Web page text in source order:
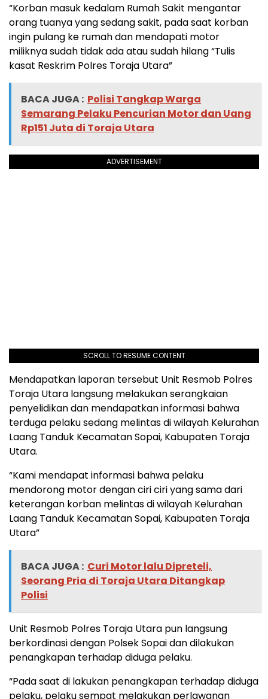
“Korban masuk kedalam Rumah Sakit mengantar
orang tuanya yang sedang sakit, pada saat korban
ingin pulang ke rumah dan mendapati motor
miliknya sudah tidak ada atau sudah hilang “Tulis
kasat Reskrim Polres Toraja Utara”
BACA JUGA : Polisi Tangkap Warga
Semarang Pelaku Pencurian Motor dan Uang
Rp151 Juta di Toraja Utara
ADVERTISEMENT
SCROLL TO RESUME CONTENT
Mendapatkan laporan tersebut Unit Resmob Polres
Toraja Utara langsung melakukan serangkaian
penyelidikan dan mendapatkan informasi bahwa
terduga pelaku sedang melintas di wilayah Kelurahan
Laang Tanduk Kecamatan Sopai, Kabupaten Toraja
Utara.
“Kami mendapat informasi bahwa pelaku
mendorong motor dengan ciri ciri yang sama dari
keterangan korban melintas di wilayah Kelurahan
Laang Tanduk Kecamatan Sopai, Kabupaten Toraja
Utara”
BACA JUGA : Curi Motor lalu Dipreteli,
Seorang Pria di Toraja Utara Ditangkap
Polisi
Unit Resmob Polres Toraja Utara pun langsung
berkordinasi dengan Polsek Sopai dan dilakukan
penangkapan terhadap diduga pelaku.
“Pada saat di lakukan penangkapan terhadap diduga
pelaku, pelaku sempat melakukan perlawanan